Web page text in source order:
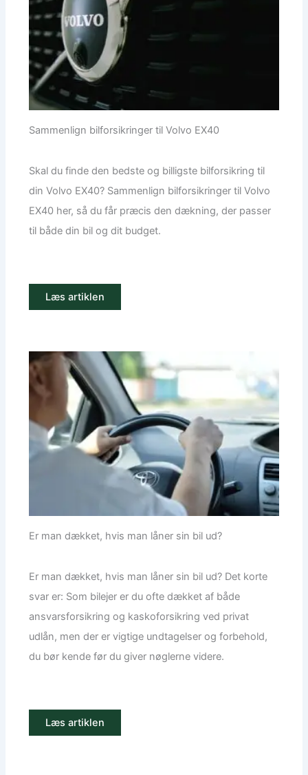
Sammenlign bilforsikringer til Volvo EX40
Skal du finde den bedste og billigste bilforsikring til
din Volvo EX40? Sammenlign bilforsikringer til Volvo
EX40 her, så du får præcis den dækning, der passer
til både din bil og dit budget.
Læs artiklen
Er man dækket, hvis man låner sin bil ud?
Er man dækket, hvis man låner sin bil ud? Det korte
svar er: Som bilejer er du ofte dækket af både
ansvarsforsikring og kaskoforsikring ved privat
udlån, men der er vigtige undtagelser og forbehold,
du bør kende før du giver nøglerne videre.
Læs artiklen